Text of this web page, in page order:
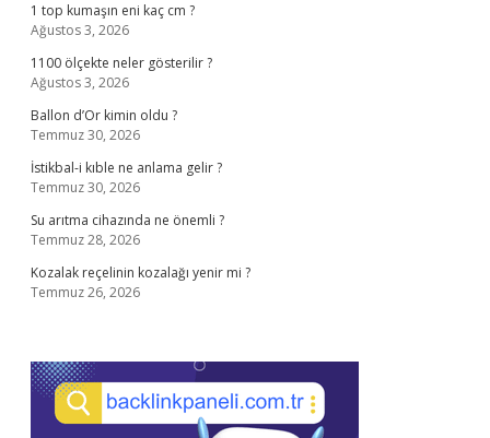
1 top kumaşın eni kaç cm ?
Ağustos 3, 2026
1100 ölçekte neler gösterilir ?
Ağustos 3, 2026
Ballon d’Or kimin oldu ?
Temmuz 30, 2026
İstikbal-i kıble ne anlama gelir ?
Temmuz 30, 2026
Su arıtma cihazında ne önemli ?
Temmuz 28, 2026
Kozalak reçelinin kozalağı yenir mi ?
Temmuz 26, 2026